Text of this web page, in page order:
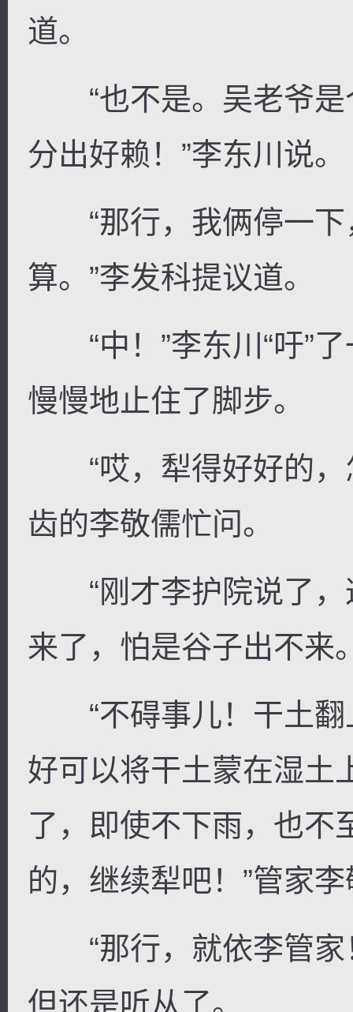
道。
“也不是。吴老爷是
分出好赖！”李东川说。
“那行，我俩停一下
算。”李发科提议道。
“中！”李东川“吁”了
慢慢地止住了脚步。
“哎，犁得好好的，
齿的李敬儒忙问。
“刚才李护院说了，
来了，怕是谷子出不来
“不碍事儿！干土翻
好可以将干土蒙在湿土
了，即使不下雨，也不
的，继续犁吧！”管家
“那行，就依李管家
但还是听从了。